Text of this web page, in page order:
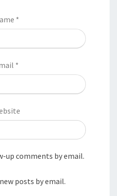
*
*
up comments by email.
posts by email.